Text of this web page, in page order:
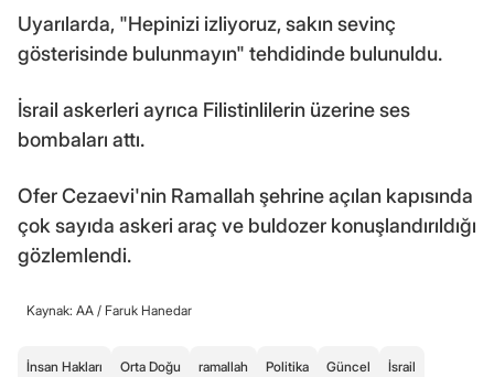
Uyarılarda, "Hepinizi izliyoruz, sakın sevinç
gösterisinde bulunmayın" tehdidinde bulunuldu.
İsrail askerleri ayrıca Filistinlilerin üzerine ses
bombaları attı.
Ofer Cezaevi'nin Ramallah şehrine açılan kapısında
çok sayıda askeri araç ve buldozer konuşlandırıldığı
gözlemlendi.
Kaynak: AA / Faruk Hanedar
İnsan Hakları Orta Doğu ramallah Politika Güncel İsrail